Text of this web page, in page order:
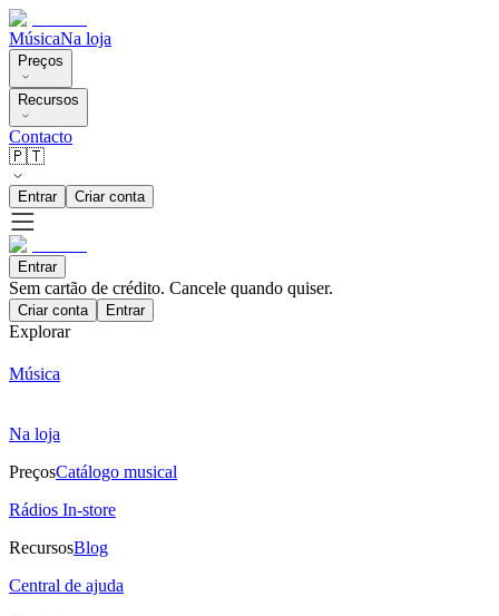
MúsicaNa loja
Preços
Recursos
Contacto
🇵🇹
Entrar Criar conta
Entrar
Sem cartão de crédito. Cancele quando quiser.
Criar conta Entrar
Explorar
Música
Na loja
PreçosCatálogo musical
Rádios In-store
RecursosBlog
Central de ajuda